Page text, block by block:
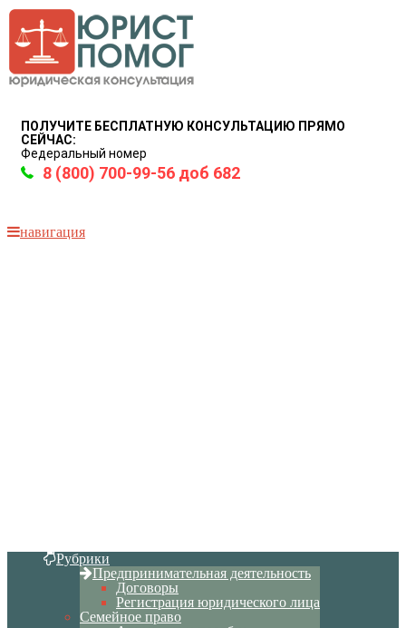
ПОЛУЧИТЕ БЕСПЛАТНУЮ КОНСУЛЬТАЦИЮ ПРЯМО
СЕЙЧАС:
Федеральный номер
8 (800) 700-99-56 доб 682
навигация
Рубрики
Предпринимательная деятельность
Договоры
Регистрация юридического лица
Семейное право